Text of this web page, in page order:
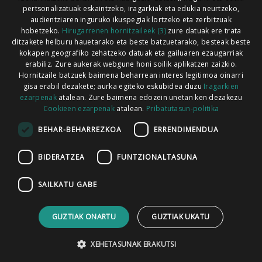
Codesyntaxek garatua
HARREMANETARAKO
pertsonalizatuak eskaintzeko, iragarkiak eta edukia neurtzeko,
audientziaren inguruko ikuspegiak lortzeko eta zerbitzuak
hobetzeko. Hirugarrenen hornitzaileek (3)zure datuak ere trata
ditzakete helburu hauetarako eta beste batzuetarako, besteak beste
kokapen geografiko zehatzeko datuak eta gailuaren ezaugarriak
erabiliz. Zure aukerak webgune honi soilik aplikatzen zaizkio.
Hornitzaile batzuek baimena beharrean interes legitimoa oinarri
gisa erabil dezakete; aurka egiteko eskubidea duzu Iragarkien
ezarpenakatalean. Zure baimena edozein unetan ken dezakezu
Cookieen ezarpenak atalean. Pribatutasun-politika
BEHAR-BEHARREZKOA ERRENDIMENDUA
BIDERATZEA FUNTZIONALTASUNA
SAILKATU GABE
GUZTIAK ONARTU GUZTIAK UKATU
XEHETASUNAK ERAKUTSI